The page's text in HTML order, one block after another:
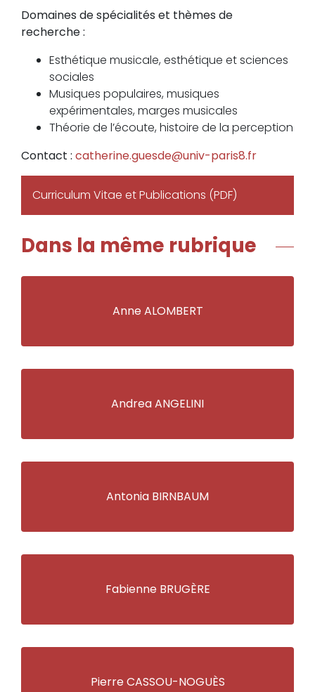
Domaines de spécialités et thèmes de
recherche :
Esthétique musicale, esthétique et sciences
sociales
Musiques populaires, musiques
expérimentales, marges musicales
Théorie de l’écoute, histoire de la perception
Contact : catherine.guesde@univ-paris8.fr
Curriculum Vitae et Publications (PDF)
Dans la même rubrique
Anne ALOMBERT
Andrea ANGELINI
Antonia BIRNBAUM
Fabienne BRUGÈRE
Pierre CASSOU-NOGUÈS